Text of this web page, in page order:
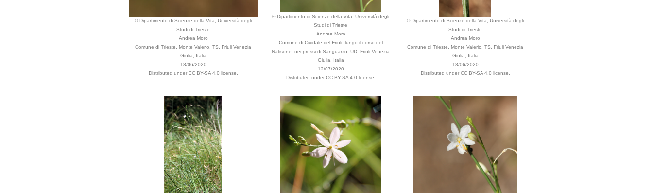
© Dipartimento di Scienze della Vita, Università degli
Studi di Trieste
Andrea Moro
Comune di Trieste, Monte Valerio, TS, Friuli Venezia
Giulia, Italia
18/06/2020
Distributed under CC BY-SA 4.0 license.
© Dipartimento di Scienze della Vita, Università degli
Studi di Trieste
Andrea Moro
Comune di Cividale del Friuli, lungo il corso del
Natisone, nei pressi di Sanguarzo, UD, Friuli Venezia
Giulia, Italia
12/07/2020
Distributed under CC BY-SA 4.0 license.
© Dipartimento di Scienze della Vita, Università degli
Studi di Trieste
Andrea Moro
Comune di Trieste, Monte Valerio, TS, Friuli Venezia
Giulia, Italia
18/06/2020
Distributed under CC BY-SA 4.0 license.